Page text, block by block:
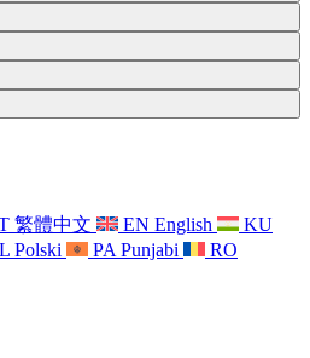
evaluare
independente
familiei
evaluare
familii
evaluare
revizuirea maternității
independente
independente
familială
domeniul sănătății mintale
繁體中文 EN English
KU
Polski PA Punjabi
RO